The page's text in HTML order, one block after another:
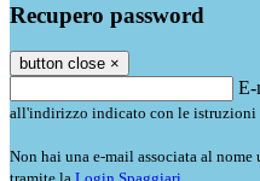
Recupero password
button close ×
E-
all'indirizzo indicato con le istruzioni
Non hai una e-mail associata al